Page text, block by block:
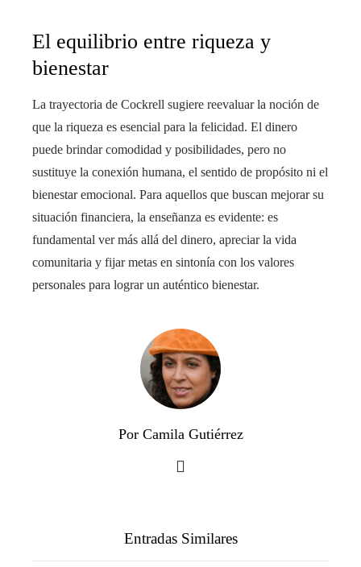
El equilibrio entre riqueza y
bienestar
La trayectoria de Cockrell sugiere reevaluar la noción de
que la riqueza es esencial para la felicidad. El dinero
puede brindar comodidad y posibilidades, pero no
sustituye la conexión humana, el sentido de propósito ni el
bienestar emocional. Para aquellos que buscan mejorar su
situación financiera, la enseñanza es evidente: es
fundamental ver más allá del dinero, apreciar la vida
comunitaria y fijar metas en sintonía con los valores
personales para lograr un auténtico bienestar.
Por Camila Gutiérrez
Entradas Similares